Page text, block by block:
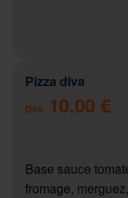
Pizza diva
Dès 10.00 €
Base sauce
fromage,